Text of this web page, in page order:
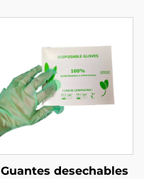
Guantes desechables